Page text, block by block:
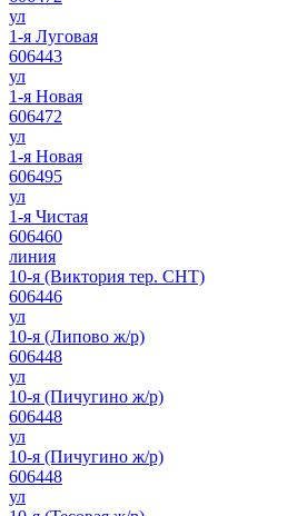
ул
1-я Луговая
606443
ул
1-я Новая
606472
ул
1-я Новая
606495
ул
1-я Чистая
606460
линия
10-я (Виктория тер. СНТ)
606446
ул
10-я (Липово ж/р)
606448
ул
10-я (Пичугино ж/р)
606448
ул
10-я (Пичугино ж/р)
606448
ул